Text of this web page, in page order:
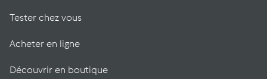
Tester chez vous
Acheter en ligne
Découvrir en boutique